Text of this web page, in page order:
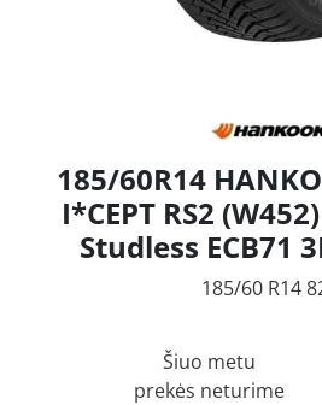
185/60R14
I*CEPT RS2
Studless ECB71
185/60 R14
Šiuo metu
prekės neturime